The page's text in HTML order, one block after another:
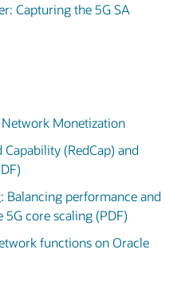
Capturing the 5G SA
Monetization
Capability (RedCap) and
Balancing performance and
5G core scaling (PDF)
functions on Oracle